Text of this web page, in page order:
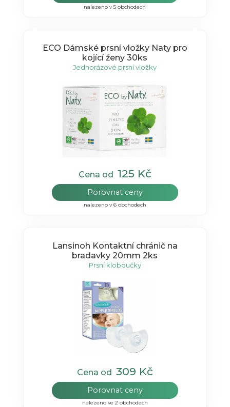
nalezeno v 5 obchodech
ECO Dámské prsní vložky Naty pro
kojící ženy 30ks
Jednorázové prsní vložky
Cena od 125 Kč
Porovnat ceny
nalezeno v 6 obchodech
Lansinoh Kontaktní chránič na
bradavky 20mm 2ks
Prsní kloboučky
Cena od 309 Kč
Porovnat ceny
nalezeno ve 2 obchodech